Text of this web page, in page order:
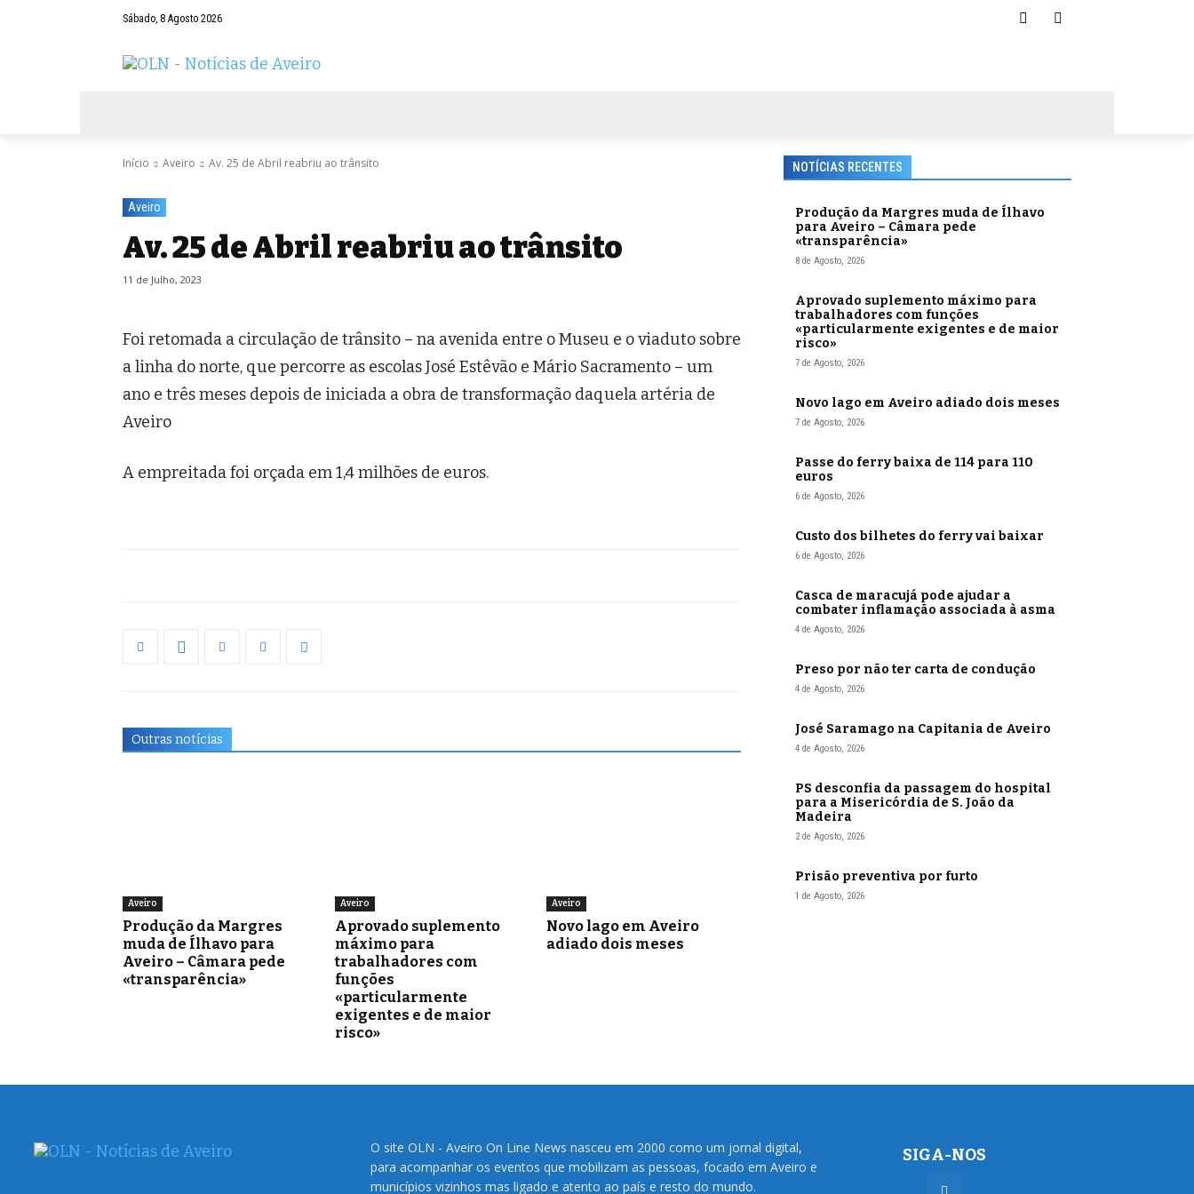
Sábado, 8 Agosto 2026
Início Aveiro Av. 25 de Abril reabriu ao trânsito
Aveiro
Av. 25 de Abril reabriu ao trânsito
11 de Julho, 2023
Foi retomada a circulação de trânsito – na avenida entre o Museu e o viaduto sobre
a linha do norte, que percorre as escolas José Estêvão e Mário Sacramento – um
ano e três meses depois de iniciada a obra de transformação daquela artéria de
Aveiro
A empreitada foi orçada em 1,4 milhões de euros.
Outras notícias
Aveiro
Produção da Margres
muda de Ílhavo para
Aveiro – Câmara pede
«transparência»
Aveiro
Aprovado suplemento
máximo para
trabalhadores com
funções
«particularmente
exigentes e de maior
risco»
Aveiro
Novo lago em Aveiro
adiado dois meses
NOTÍCIAS RECENTES
Produção da Margres muda de Ílhavo
para Aveiro – Câmara pede
«transparência»
8 de Agosto, 2026
Aprovado suplemento máximo para
trabalhadores com funções
«particularmente exigentes e de maior
risco»
7 de Agosto, 2026
Novo lago em Aveiro adiado dois meses
7 de Agosto, 2026
Passe do ferry baixa de 114 para 110
euros
6 de Agosto, 2026
Custo dos bilhetes do ferry vai baixar
6 de Agosto, 2026
Casca de maracujá pode ajudar a
combater inflamação associada à asma
4 de Agosto, 2026
Preso por não ter carta de condução
4 de Agosto, 2026
José Saramago na Capitania de Aveiro
4 de Agosto, 2026
PS desconfia da passagem do hospital
para a Misericórdia de S. João da
Madeira
2 de Agosto, 2026
Prisão preventiva por furto
1 de Agosto, 2026
O site OLN - Aveiro On Line News nasceu em 2000 como um jornal digital,
para acompanhar os eventos que mobilizam as pessoas, focado em Aveiro e
municípios vizinhos mas ligado e atento ao país e resto do mundo.
SIGA-NOS